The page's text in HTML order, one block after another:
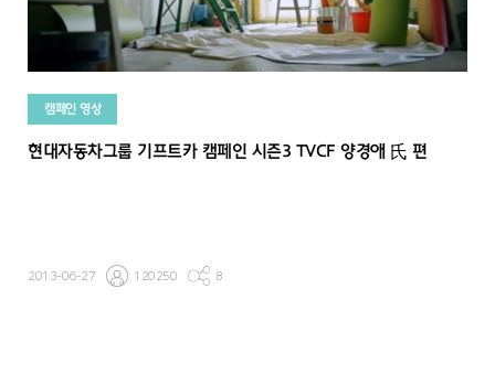
캠페인 영상
현대자동차그룹 기프트카 캠페인 시즌3 TVCF 양경애 氏 편
2013-06-27 120250 8